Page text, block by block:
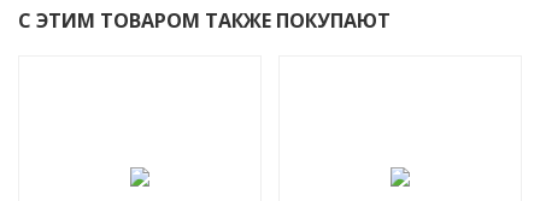
С ЭТИМ ТОВАРОМ ТАКЖЕ ПОКУПАЮТ